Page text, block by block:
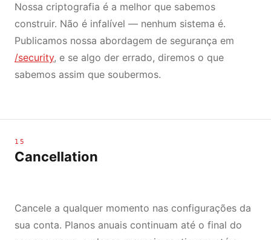
Nossa criptografia é a melhor que sabemos
construir. Não é infalível — nenhum sistema é.
Publicamos nossa abordagem de segurança em
/security, e se algo der errado, diremos o que
sabemos assim que soubermos.
15
Cancellation
Cancele a qualquer momento nas configurações da
sua conta. Planos anuais continuam até o final do